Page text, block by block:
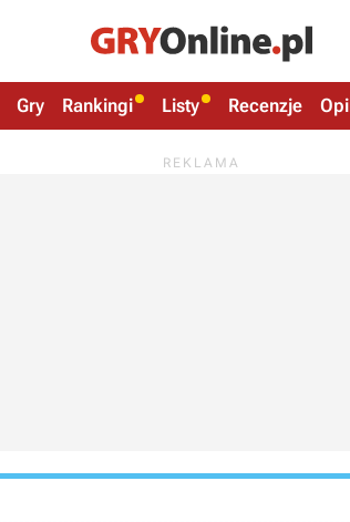
Gry Rankingi Listy Recenzje